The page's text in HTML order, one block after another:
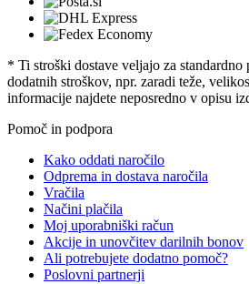
* Ti stroški dostave veljajo za
dodatnih stroškov, npr. zaradi teže,
informacije najdete neposredno v opisu
Pomoč in podpora
Kako oddati naročilo
Odprema in dostava naročila
Vračila
Načini plačila
Moj uporabniški račun
Akcije in unovčitev darilnih bonov
Ali potrebujete dodatno pomoč?
Poslovni partnerji